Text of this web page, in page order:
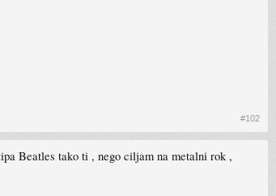
#102
Beatles tako ti , nego ciljam na metalni rok ,